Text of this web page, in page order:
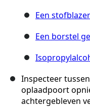
Een
Een borstel
Inspecteer
oplaadpoort
achtergebleven